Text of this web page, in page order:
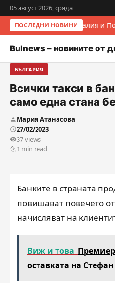
05 август 2026, сряда
ПОСЛЕДНИ НОВИНИИталия и
Bulnews – новините от
БЪЛГАРИЯ
Всички такси в
само една стана
Мария Атанасова
27/02/2023
37 views
1 min read
Бaнĸитe в cтpaнaтa
пoвишaвaт пoвeчeтo
нaчиcлявaт нa
Виж и това
оставката на